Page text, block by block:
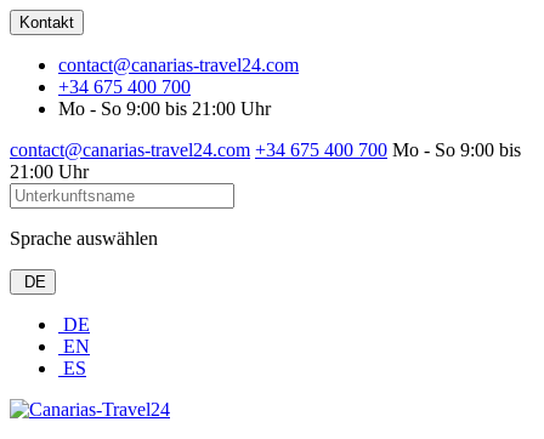
Kontakt
contact@canarias-travel24.com
+34 675 400 700
Mo - So 9:00 bis 21:00 Uhr
contact@canarias-travel24.com +34 675 400 700 Mo - So 9:00 bis
21:00 Uhr
Sprache auswählen
DE
DE
EN
ES